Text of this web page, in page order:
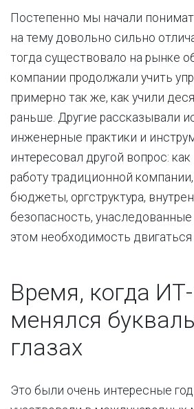
Постепенно мы начали
на тему довольно сильно
тогда существовало на рынке
компании продолжали учить
примерно так же, как учили
раньше. Другие рассказывали
инженерные практики и
интересовал другой вопрос:
работу традиционной
бюджеты, оргструктура,
безопасность,
этом необходимость
Время, когда
менялся
глазах
Это были очень интересные